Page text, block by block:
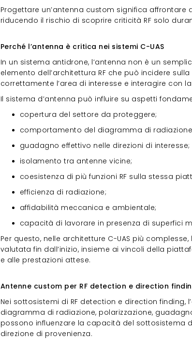
Progettare un’antenna custom significa
riducendo il rischio di scoprire criticità RF solo
Perché l’antenna è critica nei sistemi C-UAS
In un sistema antidrone, l’antenna non è un
elemento dell’architettura RF che può incidere
correttamente l’area di interesse e interagire con
Il sistema d’antenna può influire su aspetti
copertura del settore da proteggere;
comportamento del diagramma di
guadagno effettivo nelle direzioni di interesse;
isolamento tra antenne vicine;
coesistenza di più funzioni RF sulla stessa
efficienza di radiazione;
affidabilità meccanica e ambientale;
capacità di lavorare in presenza di superfici
Per questo, nelle architetture C-UAS più
valutata fin dall’inizio, insieme ai vincoli della
e alle prestazioni attese.
Antenne custom per RF detection e direction
Nei sottosistemi di RF detection e direction
diagramma di radiazione, polarizzazione,
possono influenzare la capacità del sottosistema
direzione di provenienza.